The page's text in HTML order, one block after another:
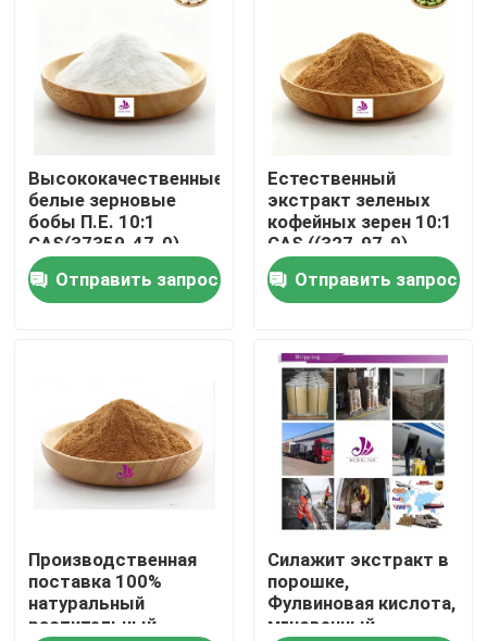
Продукты
О нас
Путешествие фабрики
Контакт США
Новости
Спросите цитату
Естественная выдержка завода
Высококачественные
белые зерновые
бобы П.Е. 10:1
CAS(37359-47-0)
Природные белые
зерновые бобы П.Е.
порошок
Отправить запрос
Естественный
экстракт зеленых
кофейных зерен 10:1
CAS ((327-97-9)
Пищевой экстракт в
порошке
Отправить запрос
Производственная
поставка 100%
натуральный
растительный
Силажит экстракт в
порошке,
Фулвиновая кислота,
мгновенный